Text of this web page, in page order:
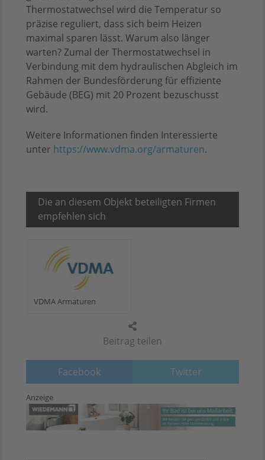
Beitrag teilen
Facebook Twitter
Thermostatwechsel wird die Temperatur so
präzise reguliert, dass sich beim Heizen
maximal sparen lässt. Warum also länger
warten? Zumal der Thermostatwechsel in
Verbindung mit dem hydraulischen Abgleich im
Rahmen der Bundesförderung für effiziente
Gebäude (BEG) mit 20 Prozent bezuschusst
wird.
Weitere Informationen finden Interessierte
unter https://www.vdma.org/armaturen.
Die an diesem Objekt beteiligten Firmen
empfehlen sich
VDMA Armaturen
Anzeige